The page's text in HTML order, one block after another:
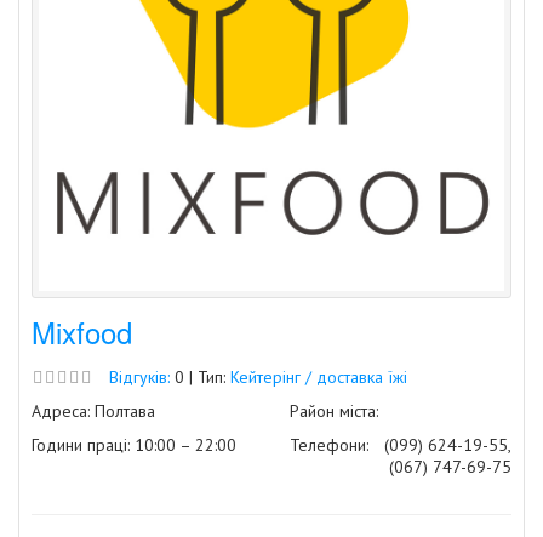
Mixfood
Відгуків: 0 | Тип: Кейтерінг / доставка їжі
Адреса: Полтава
Години праці: 10:00 – 22:00
Район міста:
Телефони:
(099) 624-19-55,
(067) 747-69-75